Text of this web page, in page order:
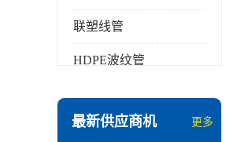
联塑线管
HDPE波纹管
最新供应商机 更多